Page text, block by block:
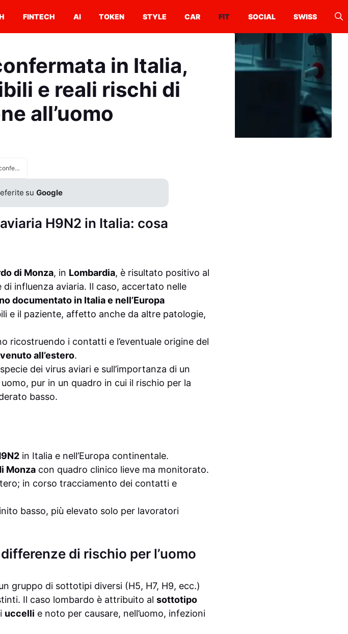
FINTECH AI TOKEN STYLE CAR FIT SOCIAL SWISS
in Italia,
e reali rischi di
all’uomo
Influenza aviaria confermata in Italia, sintomi riconoscibili e reali rischi di trasmissione all’uomo
suGoogle
H9N2 in Italia: cosa
di Monza, in Lombardia, è risultato positivo al
di influenza aviaria. Il caso, accertato nelle
documentato in Italia e nell’Europa
e il paziente, affetto anche da altre patologie,
ricostruendo i contatti e l’eventuale origine del
all’estero.
dei virus aviari e sull’importanza di un
pur in un quadro in cui il rischio per la
basso.
in Italia e nell’Europa continentale.
Monza con quadro clinico lieve ma monitorato.
in corso tracciamento dei contatti e
basso, più elevato solo per lavoratori
di rischio per l’uomo
gruppo di sottotipi diversi (H5, H7, H9, ecc.)
Il caso lombardo è attribuito al sottotipo
uccelli e noto per causare, nell’uomo, infezioni